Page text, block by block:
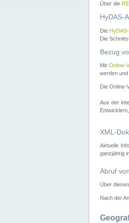
Über die
HyDAS-
Die HyDAS-
Die
Bezug
MitOnline-
werden
Die Online-
Aus der
XML-
Aktuelle
ganzjährig
Abruf
Über diesen
Nach der